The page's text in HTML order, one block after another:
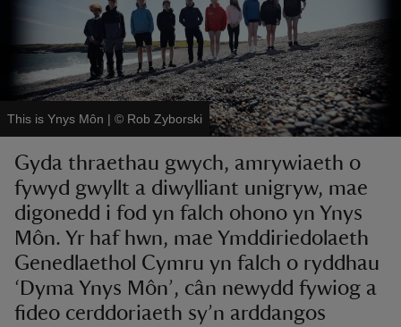
This is Ynys Môn | © Rob Zyborski
Gyda thraethau gwych, amrywiaeth o
fywyd gwyllt a diwylliant unigryw, mae
digonedd i fod yn falch ohono yn Ynys
Môn. Yr haf hwn, mae Ymddiriedolaeth
Genedlaethol Cymru yn falch o ryddhau
‘Dyma Ynys Môn’, cân newydd fywiog a
fideo cerddoriaeth sy’n arddangos